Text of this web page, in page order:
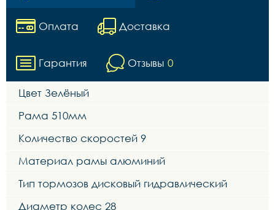
Оплата Доставка
Гарантия Отзывы 0
Цвет Зелёный
Рама 510мм
Количество скоростей 9
Материал рамы алюминий
Тип тормозов дисковый гидравлический
Диаметр колес 28